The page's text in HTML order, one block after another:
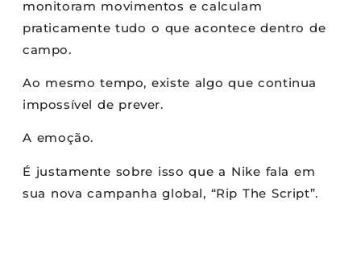
monitoram movimentos e calculam
praticamente tudo o que acontece dentro de
campo.
Ao mesmo tempo, existe algo que continua
impossível de prever.
A emoção.
É justamente sobre isso que a Nike fala em
sua nova campanha global, “Rip The Script”.